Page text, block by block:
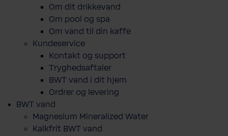
Om dit drikkevand
Om pool og spa
Om vand til din kaffe
Kundeservice
Kontakt og support
Tryghedsaftaler
BWT vand i dit hjem
Ordrer og levering
BWT vand
Magnesium Mineralized Water
Kalkfrit BWT vand